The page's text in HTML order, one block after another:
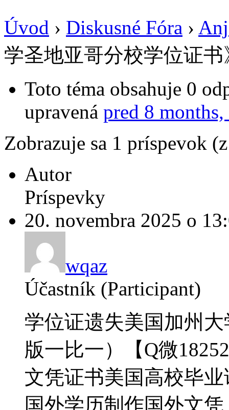
Úvod › Diskusné Fóra ›
学圣地亚哥分校学位证
Toto téma obsahuje 0
upravená pred 8 months,
Zobrazuje sa 1 príspevok
Autor
Príspevky
20. novembra 2025 o
wqaz
Účastník (Participant)
学位证遗失美国加州
版一比一）【Q微
文凭证书美国高校毕
国外学历制作国外文